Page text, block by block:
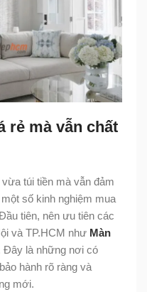
rẻ mà vẫn chất
túi tiền mà vẫn đảm
số kinh nghiệm mua
tiên, nên ưu tiên các
và TP.HCM như Màn
Đây là những nơi có
hành rõ ràng và
mới.